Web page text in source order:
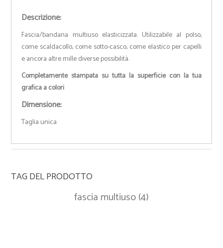
Descrizione:
Fascia/bandana multiuso elasticizzata. Utilizzabile al polso,
come scaldacollo, come sotto-casco, come elastico per capelli
e ancora altre mille diverse possibilità.
Completamente stampata su tutta la superficie con la tua
grafica a colori
Dimensione:
Taglia unica
TAG DEL PRODOTTO
fascia multiuso(4)